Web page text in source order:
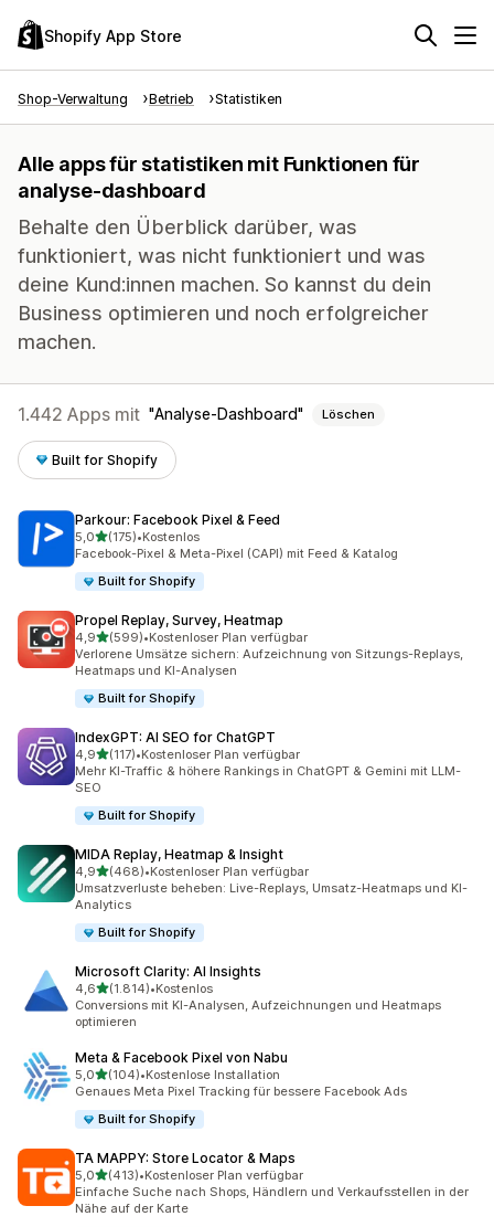
Shopify App Store
Shop-Verwaltung Betrieb Statistiken
Alle apps für statistiken mit Funktionen für
analyse-dashboard
Behalte den Überblick darüber, was
funktioniert, was nicht funktioniert und was
deine Kund:innen machen. So kannst du dein
Business optimieren und noch erfolgreicher
machen.
1.442 Apps mit Analyse-Dashboard Löschen
Built for Shopify
Parkour: Facebook Pixel & Feed
5,0von 5 Sternen
(175)
175 Rezensionen insgesamt
•Kostenlos
Facebook-Pixel & Meta-Pixel (CAPI) mit Feed & Katalog
Built for Shopify
Propel Replay, Survey, Heatmap
4,9von 5 Sternen
(599)
599 Rezensionen insgesamt
•Kostenloser Plan verfügbar
Verlorene Umsätze sichern: Aufzeichnung von Sitzungs-Replays,
Heatmaps und KI-Analysen
Built for Shopify
IndexGPT: AI SEO for ChatGPT
4,9von 5 Sternen
(117)
117 Rezensionen insgesamt
•Kostenloser Plan verfügbar
Mehr KI-Traffic & höhere Rankings in ChatGPT & Gemini mit LLM-
SEO
Built for Shopify
MIDA Replay, Heatmap & Insight
4,9von 5 Sternen
(468)
468 Rezensionen insgesamt
•Kostenloser Plan verfügbar
Umsatzverluste beheben: Live-Replays, Umsatz-Heatmaps und KI-
Analytics
Built for Shopify
Microsoft Clarity: AI Insights
4,6von 5 Sternen
(1.814)
1814 Rezensionen insgesamt
•Kostenlos
Conversions mit KI-Analysen, Aufzeichnungen und Heatmaps
optimieren
Meta & Facebook Pixel von Nabu
5,0von 5 Sternen
(104)
104 Rezensionen insgesamt
•Kostenlose Installation
Genaues Meta Pixel Tracking für bessere Facebook Ads
Built for Shopify
TA MAPPY: Store Locator & Maps
5,0von 5 Sternen
(413)
413 Rezensionen insgesamt
•Kostenloser Plan verfügbar
Einfache Suche nach Shops, Händlern und Verkaufsstellen in der
Nähe auf der Karte